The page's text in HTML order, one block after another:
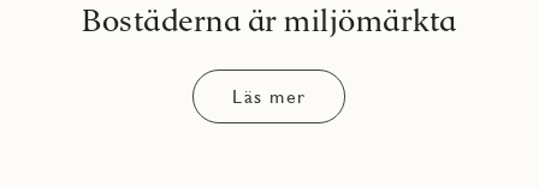
Bostäderna är miljömärkta
Läs mer